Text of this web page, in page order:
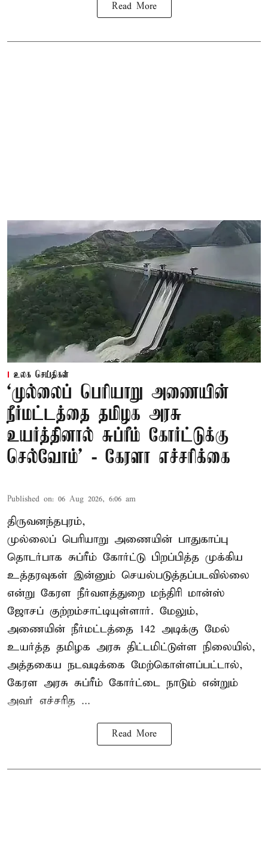
Read More
உலக செய்திகள்
‘முல்லைப் பெரியாறு அணையின்
நீர்மட்டத்தை தமிழக அரசு
உயர்த்தினால் சுப்ரீம் கோர்ட்டுக்கு
செல்வோம்' - கேரளா எச்சரிக்கை
Published on: 06 Aug 2026, 6:06 am
திருவனந்தபுரம்,
முல்லைப் பெரியாறு அணையின் பாதுகாப்பு
தொடர்பாக சுப்ரீம் கோர்ட்டு பிறப்பித்த முக்கிய
உத்தரவுகள் இன்னும் செயல்படுத்தப்படவில்லை
என்று கேரள நீர்வளத்துறை மந்திரி மான்ஸ்
ஜோசப் குற்றம்சாட்டியுள்ளார். மேலும்,
அணையின் நீர்மட்டத்தை 142 அடிக்கு மேல்
உயர்த்த தமிழக அரசு திட்டமிட்டுள்ள நிலையில்,
அத்தகைய நடவடிக்கை மேற்கொள்ளப்பட்டால்,
கேரள அரசு சுப்ரீம் கோர்ட்டை நாடும் என்றும்
அவர் எச்சரித ...
Read More